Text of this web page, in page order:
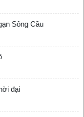
Sông Cầu
đại